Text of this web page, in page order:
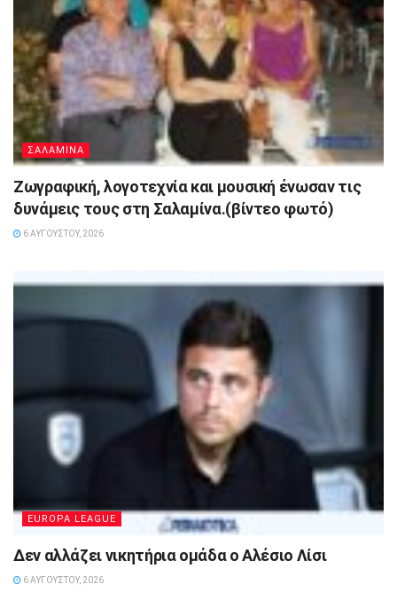
ΣΑΛΑΜΙΝΑ
Ζωγραφική, λογοτεχνία και μουσική ένωσαν τις
δυνάμεις τους στη Σαλαμίνα.(βίντεο φωτό)
6 ΑΥΓΟΎΣΤΟΥ, 2026
EUROPA LEAGUE
Δεν αλλάζει νικητήρια ομάδα ο Αλέσιο Λίσι
6 ΑΥΓΟΎΣΤΟΥ, 2026